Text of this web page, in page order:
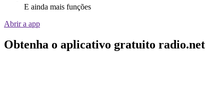
E ainda mais funções
Abrir a app
Obtenha o aplicativo gratuito radio.net